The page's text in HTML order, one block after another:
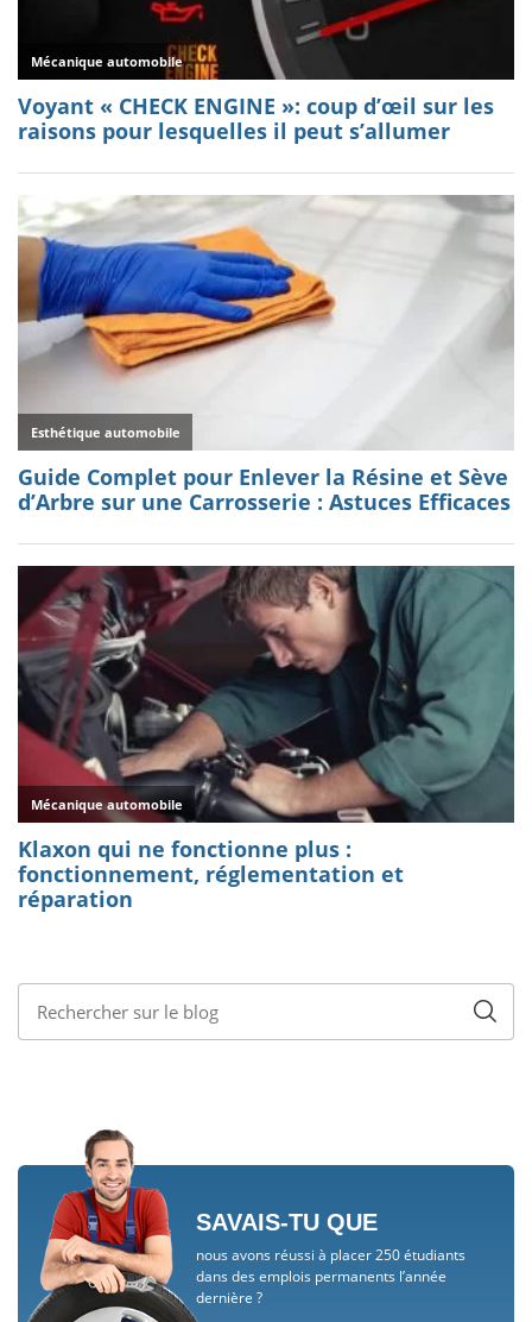
SAVAIS-TU QUE
nous avons réussi à placer 250 étudiants
dans des emplois permanents l’année
dernière ?